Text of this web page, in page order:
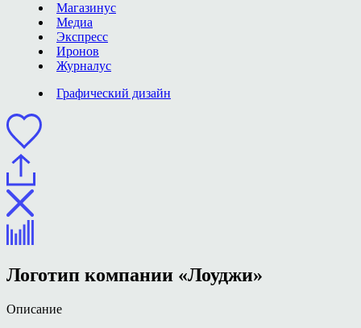
Магазинус
Медиа
Экспресс
Иронов
Журналус
Графический дизайн
Логотип компании «Лоуджи»
Описание